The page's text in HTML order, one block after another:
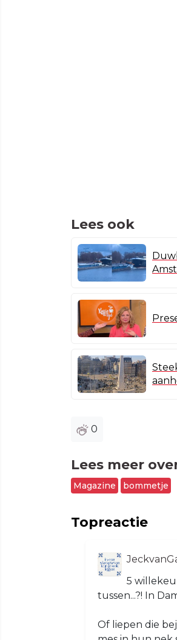
Lees ook
0
Lees meer
Magazine bommetje
Topreactie
5
tussen...?! In
Of liepen die